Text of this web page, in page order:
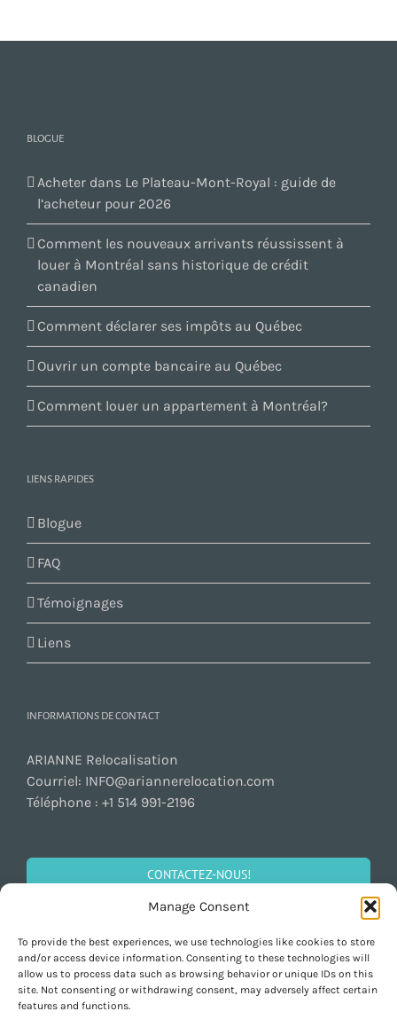
Manage Consent
To provide the best experiences, we use technologies like cookies to store
and/or access device information. Consenting to these technologies will
allow us to process data such as browsing behavior or unique IDs on this
site. Not consenting or withdrawing consent, may adversely affect certain
features and functions.
BLOGUE
Acheter dans Le Plateau-Mont-Royal : guide de
l’acheteur pour 2026
Comment les nouveaux arrivants réussissent à
louer à Montréal sans historique de crédit
canadien
Comment déclarer ses impôts au Québec
Ouvrir un compte bancaire au Québec
Comment louer un appartement à Montréal?
LIENS RAPIDES
Blogue
FAQ
Témoignages
Liens
INFORMATIONS DE CONTACT
ARIANNE Relocalisation
Courriel: INFO@ariannerelocation.com
Téléphone : +1 514 991-2196
CONTACTEZ-NOUS!
SOCIALISEZ!